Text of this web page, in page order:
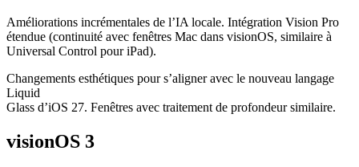
Améliorations incrémentales de l’IA locale. Intégration Vision Pro
étendue (continuité avec fenêtres Mac dans visionOS, similaire à
Universal Control pour iPad).
Changements esthétiques pour s’aligner avec le nouveau langage
Liquid
Glass d’iOS 27. Fenêtres avec traitement de profondeur similaire.
visionOS 3